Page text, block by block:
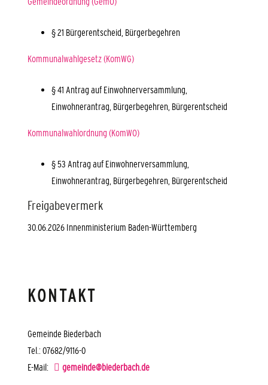
§ 21 Bürgerentscheid, Bürgerbegehren
Kommunalwahlgesetz (KomWG)
§ 41 Antrag auf Einwohnerversammlung,
Einwohnerantrag, Bürgerbegehren, Bürgerentscheid
Kommunalwahlordnung (KomWO)
§ 53 Antrag auf Einwohnerversammlung,
Einwohnerantrag, Bürgerbegehren, Bürgerentscheid
Freigabevermerk
30.06.2026 Innenministerium Baden-Württemberg
KONTAKT
Gemeinde Biederbach
Tel.: 07682/9116-0
E-Mail:
gemeinde@biederbach.de